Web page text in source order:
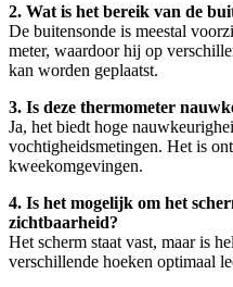
2. Wat is het bereik van de
De buitensonde is meestal
meter, waardoor hij op
kan worden geplaatst.
3. Is deze thermometer
Ja, het biedt hoge
vochtigheidsmetingen. Het is
kweekomgevingen.
4. Is het mogelijk om het
zichtbaarheid?
Het scherm staat vast, maar is
verschillende hoeken optimaal